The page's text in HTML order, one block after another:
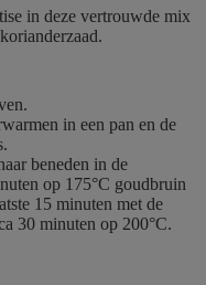
in deze vertrouwde mix
in een pan en de
beneden in de
op 175°C goudbruin
15 minuten met de
30 minuten op 200°C.